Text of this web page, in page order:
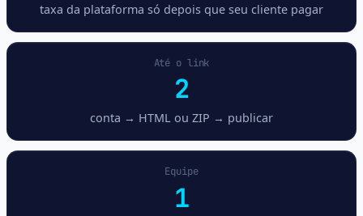
taxa da plataforma só depois que seu cliente pagar
Até o link
2
conta → HTML ou ZIP → publicar
Equipe
1